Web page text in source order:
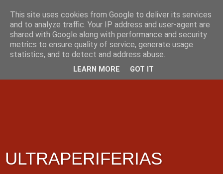
ULTRAPERIFERIAS
This site uses cookies from Google to deliver its services
and to analyze traffic. Your IP address and user-agent are
shared with Google along with performance and security
metrics to ensure quality of service, generate usage
statistics, and to detect and address abuse.
LEARN MORE GOT IT